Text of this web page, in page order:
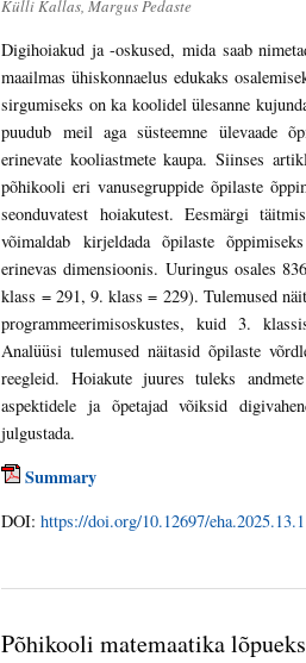
Külli Kallas, Margus Pedaste
Digihoiakud ja -oskused, mida saab
maailmas ühiskonnaelus edukaks
sirgumiseks on ka koolidel ülesanne
puudub meil aga süsteemne ülevaade
erinevate kooliastmete kaupa. Siinses
põhikooli eri vanusegruppide õpilaste
seonduvatest hoiakutest. Eesmärgi
võimaldab kirjeldada õpilaste
erinevas dimensioonis. Uuringus osales
klass = 291, 9. klass = 229). Tulemused
programmeerimisoskustes, kuid 3.
Analüüsi tulemused näitasid õpilaste
reegleid. Hoiakute juures tuleks
aspektidele ja õpetajad võiksid
julgustada.
Summary
DOI:https://doi.org/10.12697/
Põhikooli matemaatika